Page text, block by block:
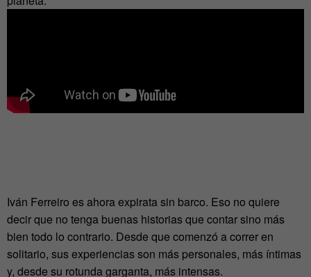
Iván Ferreiro es ahora expirata sin barco. Eso no quiere
decir que no tenga buenas historias que contar sino más
bien todo lo contrario. Desde que comenzó a correr en
solitario, sus experiencias son más personales, más íntimas
y, desde su rotunda garganta, más intensas.